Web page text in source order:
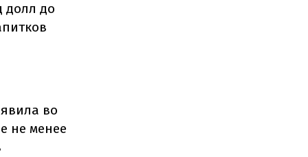
долл до
во
не менее